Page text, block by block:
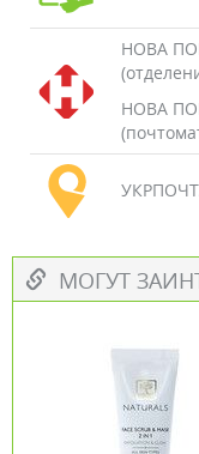
НОВА
НОВА
МОГУТ